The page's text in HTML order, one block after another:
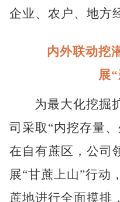
企业、农户、地方
内外联动挖
展
为最大化挖掘
司采取 “内挖存量
在自有蔗区，公司
展“甘蔗上山”行动
蔗地进行全面摸排